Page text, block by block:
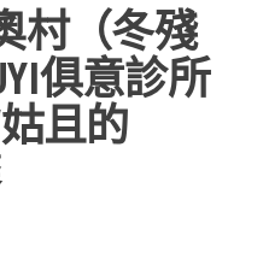
村（冬殘
俱意診所
且的